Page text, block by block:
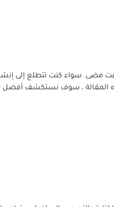
مضى. سواء كنت تتطلع إلى